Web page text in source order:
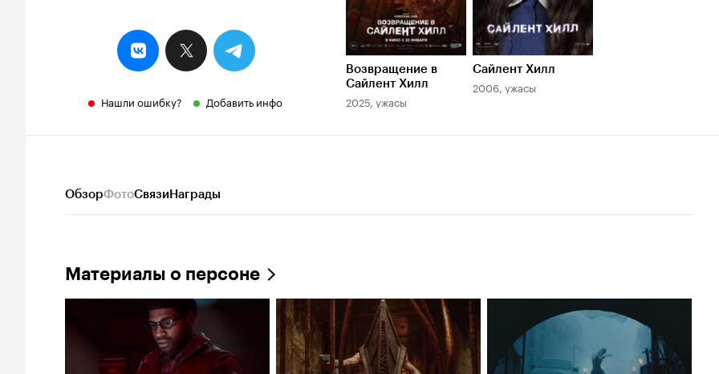
Нашли ошибку? Добавить инфо
Возвращение в
Сайлент Хилл
2025, ужасы
Сайлент Хилл
2006, ужасы
ОбзорФотоСвязиНаграды
Материалы о персоне